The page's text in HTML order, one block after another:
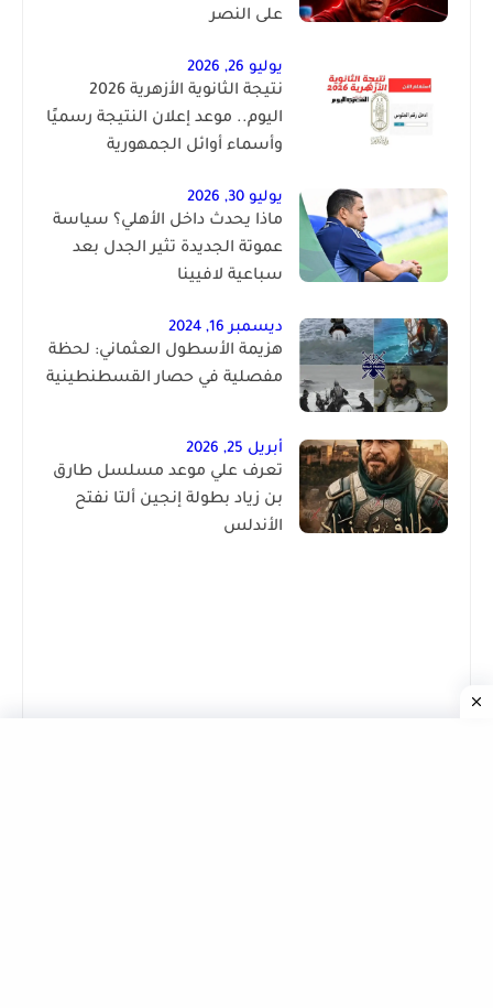
على النصر
يوليو 26, 2026
نتيجة الثانوية الأزهرية 2026
اليوم.. موعد إعلان النتيجة رسميًا
وأسماء أوائل الجمهورية
يوليو 30, 2026
ماذا يحدث داخل الأهلي؟ سياسة
عموتة الجديدة تثير الجدل بعد
سباعية لافيينا
ديسمبر 16, 2024
هزيمة الأسطول العثماني: لحظة
مفصلية في حصار القسطنطينية
أبريل 25, 2026
تعرف علي موعد مسلسل طارق
بن زياد بطولة إنجين ألتا نفتح
الأندلس